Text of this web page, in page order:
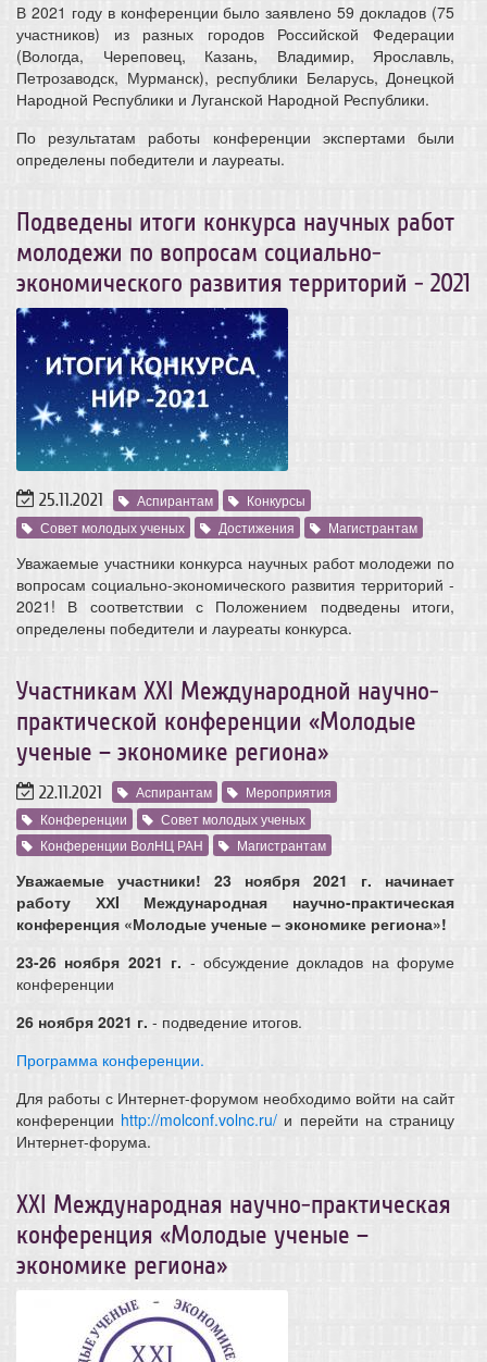
В 2021 году в конференции было заявлено 59 докладов (75
участников) из разных городов Российской Федерации
(Вологда, Череповец, Казань, Владимир, Ярославль,
Петрозаводск, Мурманск), республики Беларусь, Донецкой
Народной Республики и Луганской Народной Республики.
По результатам работы конференции экспертами были
определены победители и лауреаты.
Подведены итоги конкурса научных работ
молодежи по вопросам социально-
экономического развития территорий - 2021
25.11.2021 Аспирантам
Конкурсы
Совет молодых ученых
Достижения Магистрантам
Уважаемые участники конкурса научных работ молодежи по
вопросам социально-экономического развития территорий -
2021! В соответствии с Положением подведены итоги,
определены победители и лауреаты конкурса.
Участникам ХХI Международной научно-
практической конференции «Молодые
ученые – экономике региона»
22.11.2021 Аспирантам
Мероприятия
Конференции
Совет молодых ученых
Конференции ВолНЦ РАН
Магистрантам
Уважаемые участники! 23 ноября 2021 г. начинает
работу ХХI Международная научно-практическая
конференция «Молодые ученые – экономике региона»!
23-26 ноября 2021 г. - обсуждение докладов на форуме
конференции
26 ноября 2021 г. - подведение итогов.
Программа конференции.
Для работы с Интернет-форумом необходимо войти на сайт
конференции http://molconf.volnc.ru/ и перейти на страницу
Интернет-форума.
ХХI Международная научно-практическая
конференция «Молодые ученые –
экономике региона»